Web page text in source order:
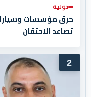
دولية
حرق مؤسسات
تصاعد الاحتقان
2